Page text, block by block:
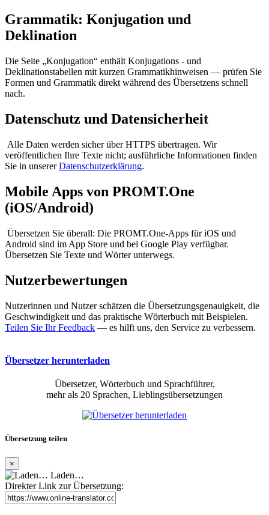
Grammatik: Konjugation und
Deklination
Die Seite „Konjugation“ enthält Konjugations - und
Deklinationstabellen mit kurzen Grammatikhinweisen — prüfen Sie
Formen und Grammatik direkt während des Übersetzens schnell
nach.
Datenschutz und Datensicherheit
Alle Daten werden sicher über HTTPS übertragen. Wir
veröffentlichen Ihre Texte nicht; ausführliche Informationen finden
Sie in unsererDatenschutzerklärung.
Mobile Apps von PROMT.One
(iOS/Android)
Übersetzen Sie überall: Die PROMT.One-Apps für iOS und
Android sind im App Store und bei Google Play verfügbar.
Übersetzen Sie Texte und Wörter unterwegs.
Nutzerbewertungen
Nutzerinnen und Nutzer schätzen die Übersetzungsgenauigkeit, die
Geschwindigkeit und das praktische Wörterbuch mit Beispielen.
Teilen Sie Ihr Feedback — es hilft uns, den Service zu verbessern.
Übersetzer herunterladen
Übersetzer, Wörterbuch und Sprachführer,
mehr als 20 Sprachen, Lieblingsübersetzungen
Übersetzung teilen
×
Laden…
Direkter Link zur Übersetzung: